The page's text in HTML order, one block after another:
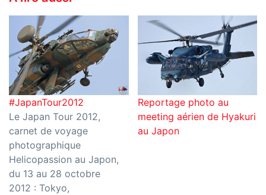
#JapanTour2012
Le Japan Tour 2012,
carnet de voyage
photographique
Helicopassion au Japon,
du 13 au 28 octobre
2012 : Tokyo,
Reportage photo au
meeting aérien de Hyakuri
au Japon